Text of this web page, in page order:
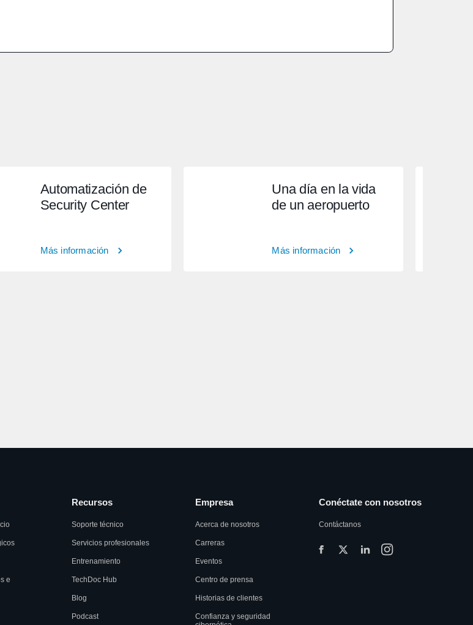
Automatización de
Security Center
Más información
Una día en la vida
de un aeropuerto
Más información
e
Recursos
Soporte técnico
Servicios profesionales
Entrenamiento
TechDoc Hub
Blog
Podcast
Empresa
Acerca de nosotros
Carreras
Eventos
Centro de prensa
Historias de clientes
Confianza y seguridad
Conéctate con nosotros
Contáctanos